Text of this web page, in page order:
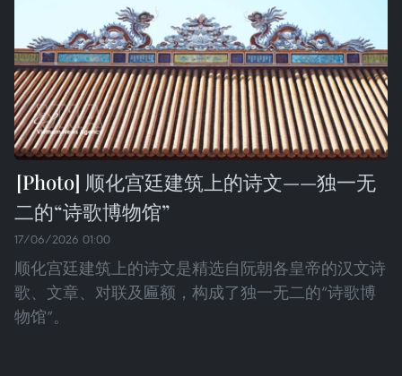
顺化宫廷建筑上的诗文——独一无
二的“诗歌博物馆”
17/06/2026 01:00
顺化宫廷建筑上的诗文是精选自阮朝各皇帝的汉文诗
歌、文章、对联及匾额，构成了独一无二的“诗歌博
物馆”。